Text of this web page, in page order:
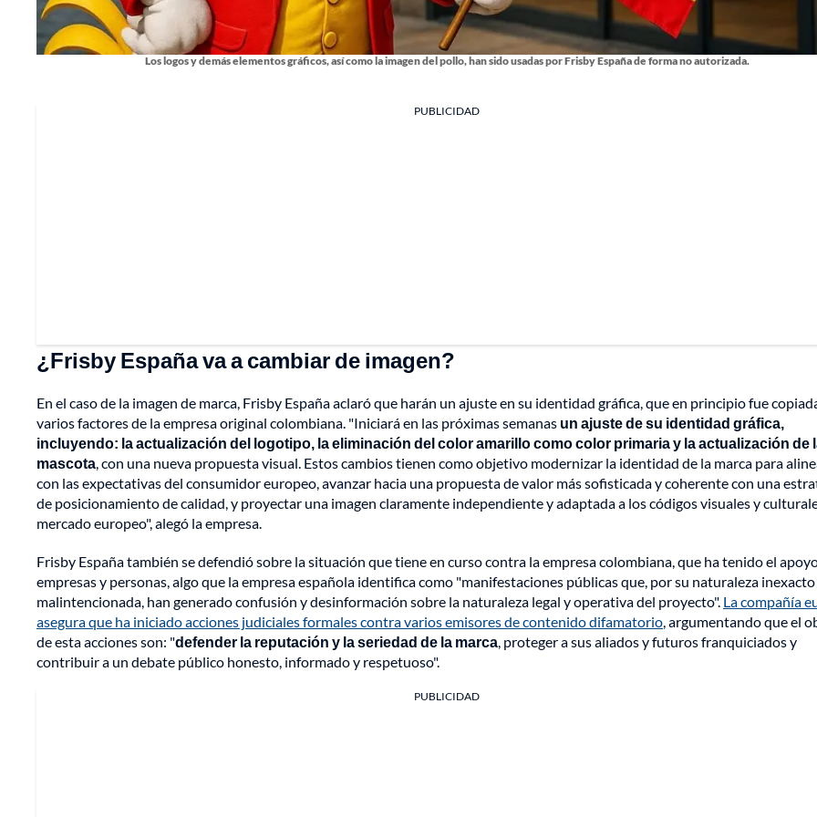
Los logos y demás elementos gráficos, así como la imagen del pollo, han sido usadas por Frisby España de forma no autorizada.
PUBLICIDAD
¿Frisby España va a cambiar de imagen?
En el caso de la imagen de marca, Frisby España aclaró que harán un ajuste en su identidad gráfica, que en principio fue
varios factores de la empresa original colombiana. "Iniciará en las próximas semanas un ajuste de su identidad gráfica,
incluyendo: la actualización del logotipo, la eliminación del color amarillo como color primaria y la actualización de
mascota, con una nueva propuesta visual. Estos cambios tienen como objetivo modernizar la identidad de la marca para
con las expectativas del consumidor europeo, avanzar hacia una propuesta de valor más sofisticada y coherente con una
de posicionamiento de calidad, y proyectar una imagen claramente independiente y adaptada a los códigos visuales y
mercado europeo", alegó la empresa.
Frisby España también se defendió sobre la situación que tiene en curso contra la empresa colombiana, que ha tenido el
empresas y personas, algo que la empresa española identifica como "manifestaciones públicas que, por su naturaleza
malintencionada, han generado confusión y desinformación sobre la naturaleza legal y operativa del proyecto". La compañía
asegura que ha iniciado acciones judiciales formales contra varios emisores de contenido difamatorio, argumentando que el
de esta acciones son: "defender la reputación y la seriedad de la marca, proteger a sus aliados y futuros franquiciados y
contribuir a un debate público honesto, informado y respetuoso".
PUBLICIDAD